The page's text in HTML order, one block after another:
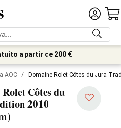
a partir de 200 €
AOC / Domaine Rolet Côtes du Jura
Côtes du
2010